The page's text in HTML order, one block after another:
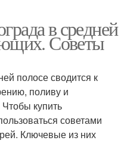
в средней
Советы
полосе сводится к
поливу и
купить
советами
Ключевые из них